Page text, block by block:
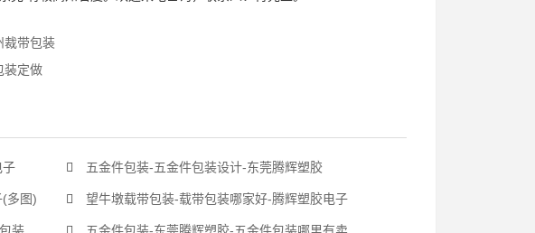
裁带包装
装定做
子 五金件包装-五金件包装设计-东莞腾辉塑胶
多图) 望牛墩载带包装-载带包装哪家好-腾辉塑胶电子